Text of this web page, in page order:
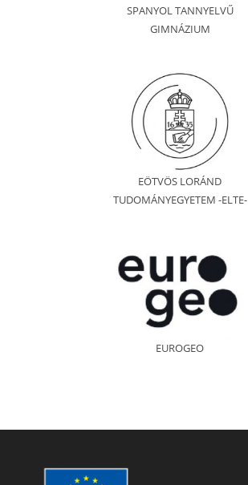
SPANYOL TANNYELVŰ
GIMNÁZIUM
EÖTVÖS LORÁND
TUDOMÁNYEGYETEM -ELTE-
EUROGEO